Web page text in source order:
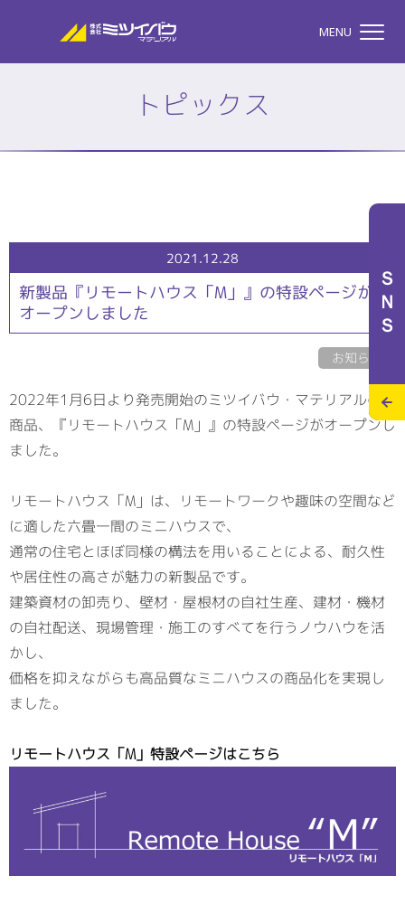
株式会社ミツイバウマテリア
MENU
事業案内
特設サイト
お問合せ 個人情報の保護
メディアポリシー
ＳＮＳ
トピックス
2021.12.28
新製品『リモートハウス「M」』の特設ページが
オープンしました
お知らせ
2022年1月6日より発売開始のミツイバウ・マテリアルの新
商品、『リモートハウス「M」』の特設ページがオープンし
ました。
リモートハウス「M」は、リモートワークや趣味の空間など
に適した六畳一間のミニハウスで、
通常の住宅とほぼ同様の構法を用いることによる、耐久性
や居住性の高さが魅力の新製品です。
建築資材の卸売り、壁材・屋根材の自社生産、建材・機材
の自社配送、現場管理・施工のすべてを行うノウハウを活
かし、
価格を抑えながらも高品質なミニハウスの商品化を実現し
ました。
リモートハウス「M」特設ページはこちら